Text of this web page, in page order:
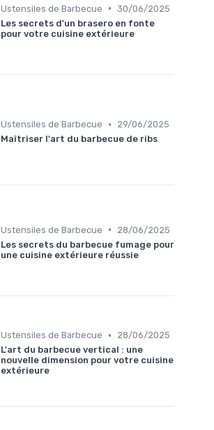
Ustensiles de Barbecue • 30/06/2025
Les secrets d'un brasero en fonte
pour votre cuisine extérieure
Ustensiles de Barbecue •
29/06/2025
Maîtriser l'art du barbecue de ribs
Ustensiles de Barbecue •
28/06/2025
Les secrets du barbecue fumage pour
une cuisine extérieure réussie
Ustensiles de Barbecue •
28/06/2025
L'art du barbecue vertical : une
nouvelle dimension pour votre cuisine
extérieure